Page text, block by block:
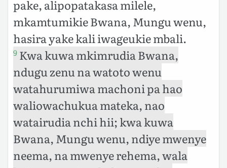
pake, alipopatakasa milele,
mkamtumikie Bwana, Mungu wenu,
hasira yake kali iwageukie mbali.
9 Kwa kuwa mkimrudia Bwana,
ndugu zenu na watoto wenu
watahurumiwa machoni pa hao
waliowachukua mateka, nao
watairudia nchi hii; kwa kuwa
Bwana, Mungu wenu, ndiye mwenye
neema, na mwenye rehema, wala